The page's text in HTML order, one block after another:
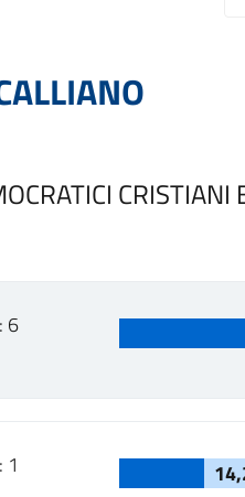
CRISTIANI
6
1